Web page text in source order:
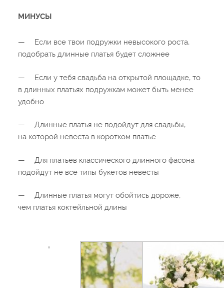
МИНУСЫ
—
Если все твои подружки невысокого роста,
подобрать длинные платья будет сложнее
—
Если у тебя свадьба на открытой площадке, то
в длинных платьях подружкам может быть менее
удобно
—
Длинные платья не подойдут для свадьбы,
на которой невеста в коротком платье
—
Для платьев классического длинного фасона
подойдут не все типы букетов невесты
—
Длинные платья могут обойтись дороже,
чем платья коктейльной длины